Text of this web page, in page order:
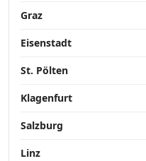
Graz
Eisenstadt
St. Pölten
Klagenfurt
Salzburg
Linz